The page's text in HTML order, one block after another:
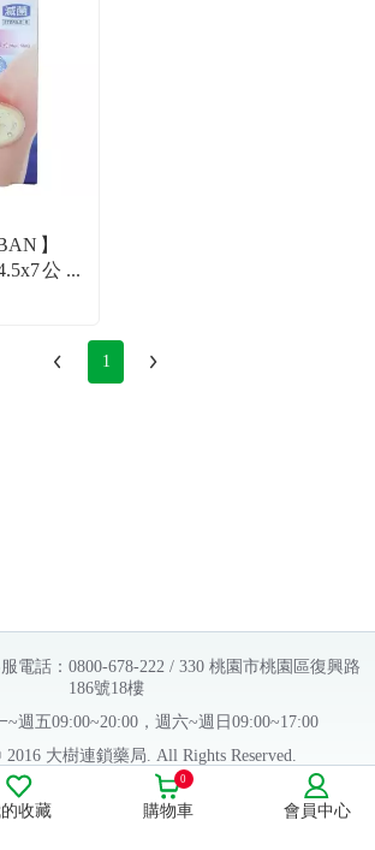
】
公
1
電話：0800-678-222 / 330 桃園市桃園區復興路
186號18樓
週五09:00~20:00，週六~週日09:00~17:00
大樹連鎖藥局. All Rights Reserved.
販售業者資料：
字號：桃字市藥販字第623202B480 號
收藏 購物車
0
會員中心